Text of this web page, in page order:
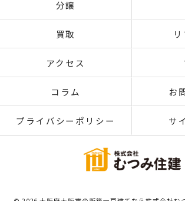
分譲
買取
アクセス
コラム お
プライバシーポリシー サ